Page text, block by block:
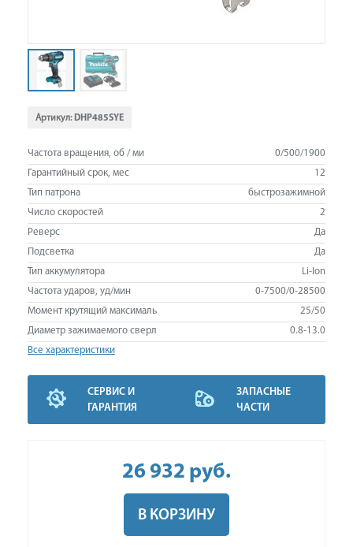
Артикул: DHP485SYE
Частота вращения, об / ми
0/500/1900
Гарантийный срок, мес
12
Тип патрона
быстрозажимной
Число скоростей
2
Реверс
Да
Подсветка
Да
Тип аккумулятора
Li-Ion
Частота ударов, уд/мин
0-7500/0-28500
Момент крутящий максималь
25/50
Диаметр зажимаемого сверл
0.8-13.0
Все характеристики
СЕРВИС И
ГАРАНТИЯ
ЗАПАСНЫЕ
ЧАСТИ
26 932 руб.
В КОРЗИНУ